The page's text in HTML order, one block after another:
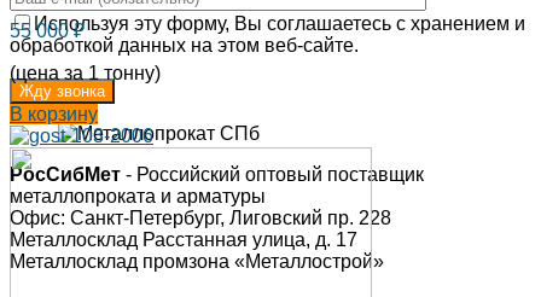
Используя эту форму, Вы соглашаетесь с хранением и
обработкой данных на этом веб-сайте.
РосСибМет - Российский оптовый поставщик
металлопроката и арматуры
Офис: Санкт-Петербург, Лиговский пр. 228
Металлосклад Расстанная улица, д. 17
Металлосклад промзона «Металлострой»
55 000₽
(цена за 1 тонну)
В корзину